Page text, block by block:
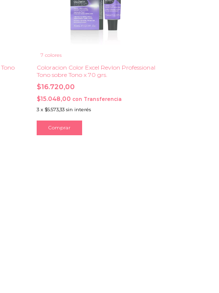
7 colores
Coloracion Color Excel Revlon Professional
Tono sobre Tono x 70 grs.
$16.720,00
$15.048,00 con Transferencia
3 x $5.573,33 sin interés
Comprar